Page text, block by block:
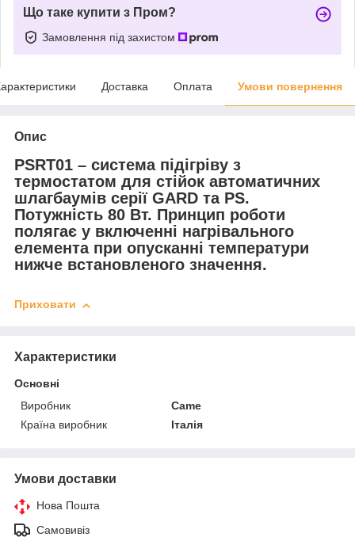
Що таке купити з Пром?
Замовлення під захистом
Доставка Оплата Умови повернення
Опис
PSRT01 – система підігріву з
термостатом для стійок автоматичних
шлагбаумів серії GARD та PS.
Потужність 80 Вт. Принцип роботи
полягає у включенні нагрівального
елемента при опусканні температури
нижче встановленого значення.
Приховати
Характеристики
Основні
Виробник
Came
Країна виробник
Італія
Умови доставки
Нова Пошта
Самовивіз